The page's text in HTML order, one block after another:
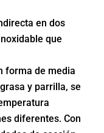
en dos
que
forma de media
y parrilla, se
diferentes. Con